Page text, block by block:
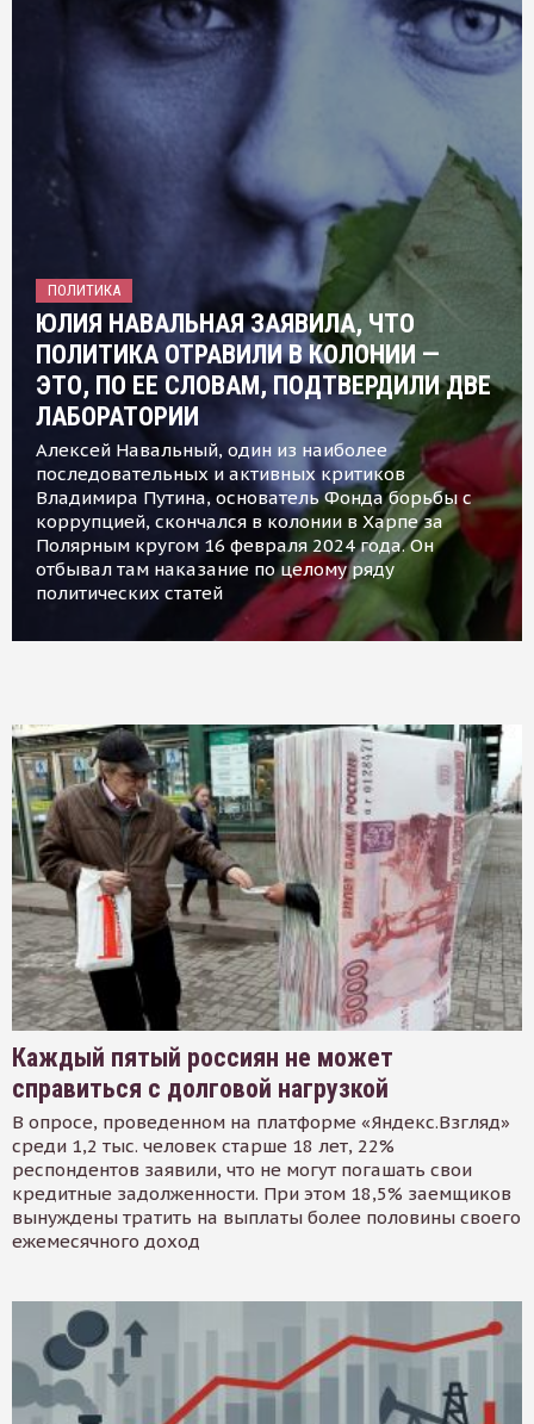
ПОЛИТИКА
ЮЛИЯ НАВАЛЬНАЯ ЗАЯВИЛА, ЧТО
ПОЛИТИКА ОТРАВИЛИ В КОЛОНИИ —
ЭТО, ПО ЕЕ СЛОВАМ, ПОДТВЕРДИЛИ ДВЕ
ЛАБОРАТОРИИ
Алексей Навальный, один из наиболее
последовательных и активных критиков
Владимира Путина, основатель Фонда борьбы с
коррупцией, скончался в колонии в Харпе за
Полярным кругом 16 февраля 2024 года. Он
отбывал там наказание по целому ряду
политических статей
Каждый пятый россиян не может
справиться с долговой нагрузкой
В опросе, проведенном на платформе «Яндекс.Взгляд»
среди 1,2 тыс. человек старше 18 лет, 22%
респондентов заявили, что не могут погашать свои
кредитные задолженности. При этом 18,5% заемщиков
вынуждены тратить на выплаты более половины своего
ежемесячного доход